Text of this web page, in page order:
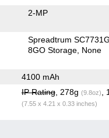
2-MP
Spreadtrum
8GO Storage None
4100 mAh
IP Rating, 278g (9.8oz)
(7.55 x 4.21 x 0.33 inches)